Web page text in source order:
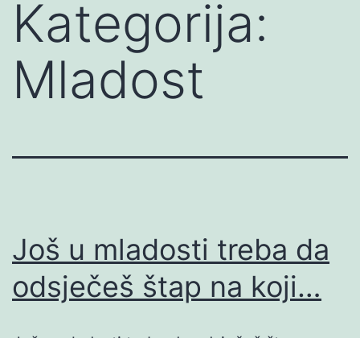
Kategorija:
Mladost
Još u mladosti treba da
odsječeš štap na koji…